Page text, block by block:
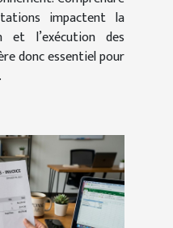
impactent la
et l’exécution des
donc essentiel pour